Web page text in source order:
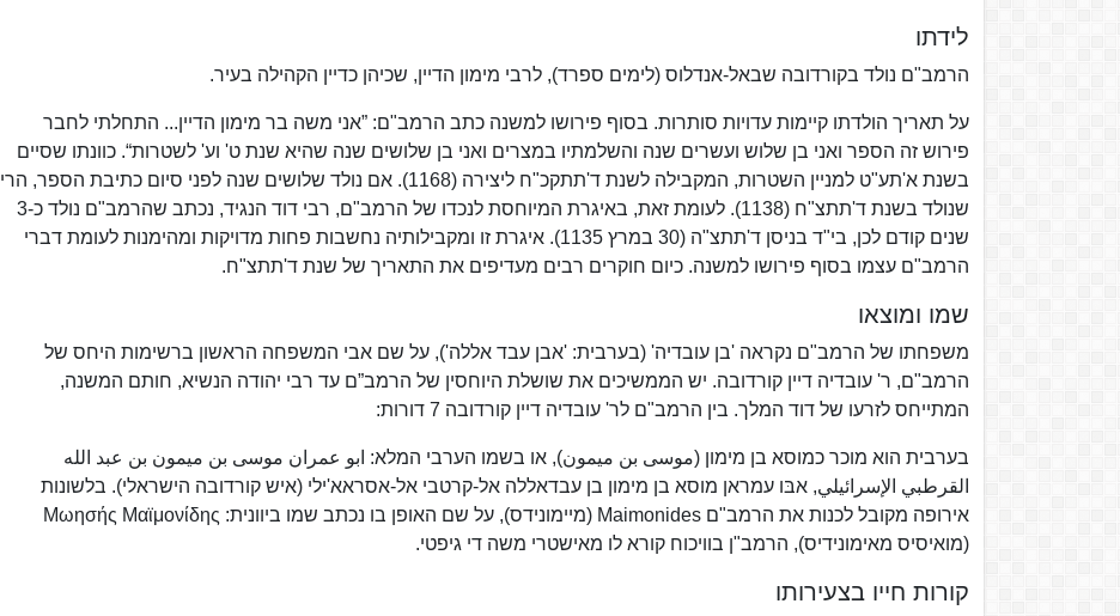
לידתו
הרמב"ם נולד בקורדובה שבאל-אנדלוס (לימים ספרד), לרבי מימון הדיין, שכיהן כדיין הקהילה בעיר.
על תאריך הולדתו קיימות עדויות סותרות. בסוף פירושו למשנה כתב הרמב"ם: ”אני משה בר מימון הדיין... התחלתי לחבר
פירוש זה הספר ואני בן שלוש ועשרים שנה והשלמתיו במצרים ואני בן שלושים שנה שהיא שנת ט' וע' לשטרות“. כוונתו שסיים
בשנת א'תע"ט למניין השטרות, המקבילה לשנת ד'תתקכ"ח ליצירה (1168). אם נולד שלושים שנה לפני סיום כתיבת הספר, הרי
שנולד בשנת ד'תתצ"ח (1138). לעומת זאת, באיגרת המיוחסת לנכדו של הרמב"ם, רבי דוד הנגיד, נכתב שהרמב"ם נולד כ-3
שנים קודם לכן, בי"ד בניסן ד'תתצ"ה (30 במרץ 1135). איגרת זו ומקבילותיה נחשבות פחות מדויקות ומהימנות לעומת דברי
הרמב"ם עצמו בסוף פירושו למשנה. כיום חוקרים רבים מעדיפים את התאריך של שנת ד'תתצ"ח.
שמו ומוצאו
משפחתו של הרמב"ם נקראה 'בן עובדיה' (בערבית: 'אבן עבד אללה'), על שם אבי המשפחה הראשון ברשימות היחס של
הרמב"ם, ר' עובדיה דיין קורדובה. יש הממשיכים את שושלת היוחסין של הרמב”ם עד רבי יהודה הנשיא, חותם המשנה,
המתייחס לזרעו של דוד המלך. בין הרמב"ם לר' עובדיה דיין קורדובה 7 דורות:
בערבית הוא מוכר כמוסא בן מימון (موسى بن ميمون), או בשמו הערבי המלא: ابو عمران موسى بن ميمون بن عبد الله
القرطبي الإسرائيلي, אבּו עמראן מוסא בן מימון בן עבדאללה אל-קרטבי אל-אסראא'ילי (איש קורדובה הישראלי). בלשונות
אירופה מקובל לכנות את הרמב"ם Maimonides (מיימונידס), על שם האופן בו נכתב שמו ביוונית: Μωησής Μαϊμονίδης
(מואיסיס מאימונידיס), הרמב"ן בוויכוח קורא לו מאישטרי משה די גיפטי.
קורות חייו בצעירותו